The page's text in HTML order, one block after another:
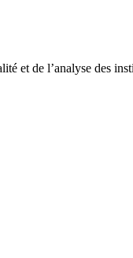
et de l’analyse des